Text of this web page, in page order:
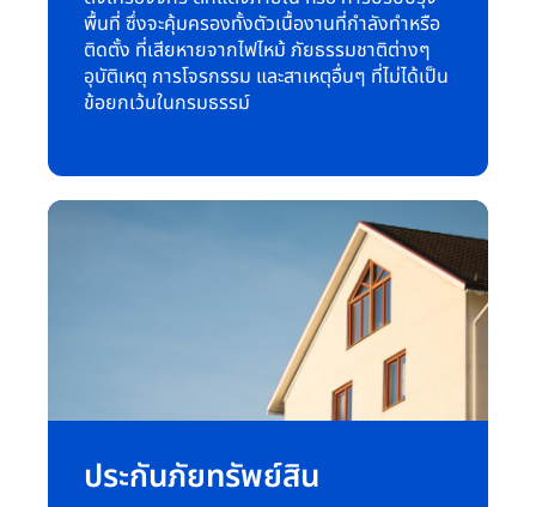
พื้นที่ ซึ่งจะคุ้มครองทั้งตัวเนื้องานที่กำลังทำหรือ
ติดตั้ง ที่เสียหายจากไฟไหม้ ภัยธรรมชาติต่างๆ
อุบัติเหตุ การโจรกรรม และสาเหตุอื่นๆ ที่ไม่ได้เป็น
ข้อยกเว้นในกรมธรรม์
ประกันภัยทรัพย์สิน